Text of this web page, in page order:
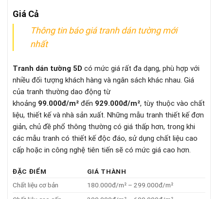
Giá Cả
Thông tin báo giá tranh dán tường mới
nhất
Tranh dán tường 5D có mức giá rất đa dạng, phù hợp với
nhiều đối tượng khách hàng và ngân sách khác nhau. Giá
của tranh thường dao động từ
khoảng 99.000đ/m² đến 929.000đ/m², tùy thuộc vào chất
liệu, thiết kế và nhà sản xuất. Những mẫu tranh thiết kế đơn
giản, chủ đề phổ thông thường có giá thấp hơn, trong khi
các mẫu tranh có thiết kế độc đáo, sử dụng chất liệu cao
cấp hoặc in công nghệ tiên tiến sẽ có mức giá cao hơn.
ĐẶC ĐIỂM
GIÁ THÀNH
Chất liệu cơ bản
180.000đ/m² – 299.000đ/m²